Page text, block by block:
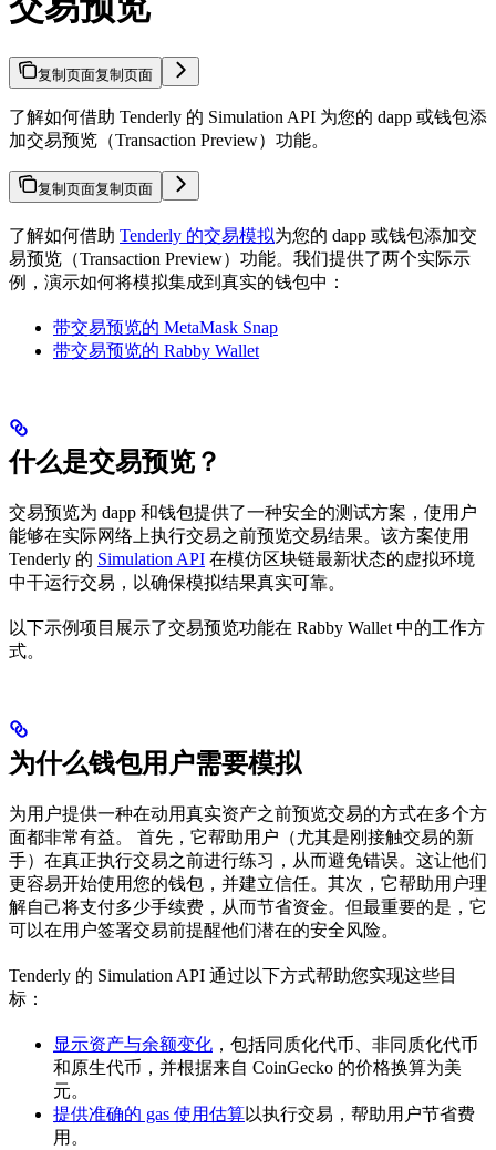
复制页面复制页面
了解如何借助 Tenderly 的 Simulation API 为您的 dapp 或钱包添
加交易预览（Transaction Preview）功能。
复制页面复制页面
了解如何借助 Tenderly 的交易模拟为您的 dapp 或钱包添加交
易预览（Transaction Preview）功能。我们提供了两个实际示
例，演示如何将模拟集成到真实的钱包中：
带交易预览的 MetaMask Snap
带交易预览的 Rabby Wallet
什么是交易预览？
交易预览为 dapp 和钱包提供了一种安全的测试方案，使用户
能够在实际网络上执行交易之前预览交易结果。该方案使用
Tenderly 的 Simulation API 在模仿区块链最新状态的虚拟环境
中干运行交易，以确保模拟结果真实可靠。
以下示例项目展示了交易预览功能在 Rabby Wallet 中的工作方
式。
为什么钱包用户需要模拟
为用户提供一种在动用真实资产之前预览交易的方式在多个方
面都非常有益。 首先，它帮助用户（尤其是刚接触交易的新
手）在真正执行交易之前进行练习，从而避免错误。这让他们
更容易开始使用您的钱包，并建立信任。其次，它帮助用户理
解自己将支付多少手续费，从而节省资金。但最重要的是，它
可以在用户签署交易前提醒他们潜在的安全风险。
Tenderly 的 Simulation API 通过以下方式帮助您实现这些目
标：
显示资产与余额变化 ，包括同质化代币、非同质化代币
和原生代币，并根据来自 CoinGecko 的价格换算为美
元。
提供准确的 gas 使用估算以执行交易，帮助用户节省费
用。